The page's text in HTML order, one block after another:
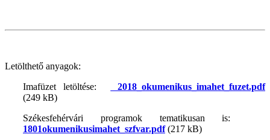
Letölthető anyagok:
Imafüzet letöltése:
2018_okumenikus_imahet_fuzet.pdf
(249 kB)
Székesfehérvári programok tematikusan is:
1801okumenikusimahet_szfvar.pdf(217 kB)